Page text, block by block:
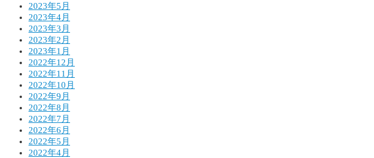
2023年5月
2023年4月
2023年3月
2023年2月
2023年1月
2022年12月
2022年11月
2022年10月
2022年9月
2022年8月
2022年7月
2022年6月
2022年5月
2022年4月